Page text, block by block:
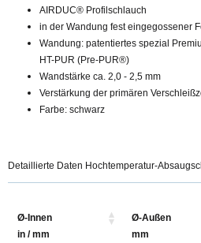
AIRDUC® Profilschlauch
in der Wandung fest eingegossener
Wandung: patentiertes spezial
HT-PUR (Pre-PUR®)
Wandstärke ca. 2,0 - 2,5 mm
Verstärkung der primären
Farbe: schwarz
Detaillierte Daten Hochtemperatur-
Ø-Innen
in / mm
Ø-Außen
mm